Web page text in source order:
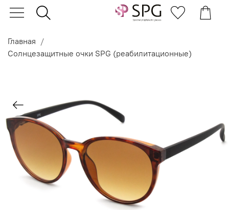
Главная
Солнцезащитные очки SPG (реабилитационные)